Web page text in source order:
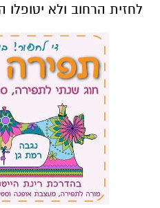
לחזית הרחוב ולא יטופלו